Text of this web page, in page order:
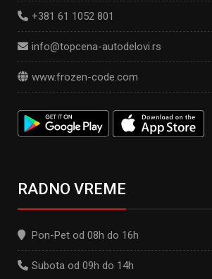
+381 61 1052 801
info@topcena-autodelovi.rs
www.frozen-code.com
RADNO VREME
Pon-Pet od 08h do 16h
Subota od 09h do 14h